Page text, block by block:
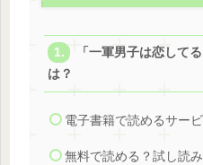
「一軍男子は恋して
は？
電子書籍で読めるサー
無料で読める？試し読